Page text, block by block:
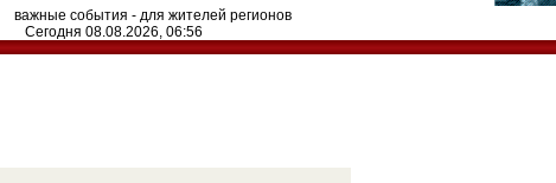
важные события - для жителей регионов
Сегодня 08.08.2026, 06:56